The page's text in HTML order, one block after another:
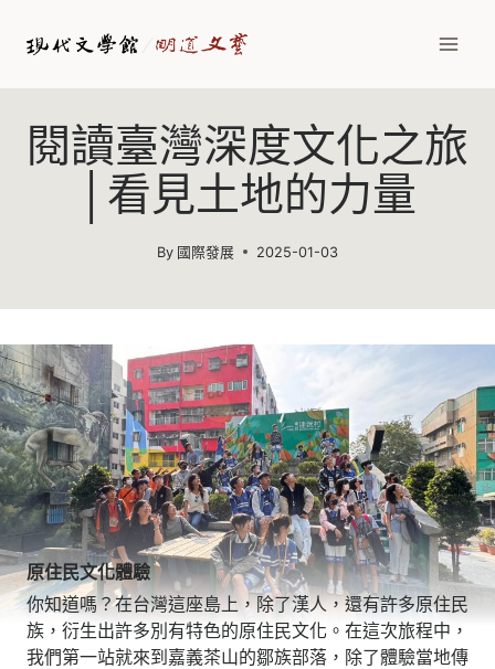
閱讀臺灣深度文化之旅
│看見土地的力量
By 國際發展 2025-01-03
原住民文化體驗
你知道嗎？在台灣這座島上，除了漢人，還有許多原住民
族，衍生出許多別有特色的原住民文化。在這次旅程中，
我們第一站就來到嘉義茶山的鄒族部落，除了體驗當地傳